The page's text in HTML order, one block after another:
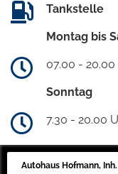
Tankstelle
Montag bis
07.00 - 20.00
Sonntag
7.30 - 20.00
Autohaus Hofmann,